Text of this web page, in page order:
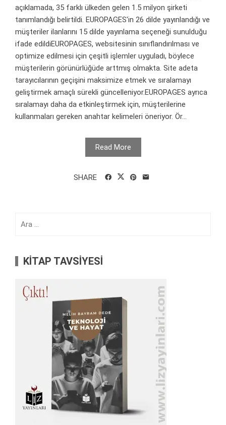
açıklamada, 35 farklı ülkeden gelen 1.5 milyon şirketi
tanımlandığı belirtildi. EUROPAGES'in 26 dilde yayınlandığı ve
müşteriler ilanlarını 15 dilde yayınlama seçeneği sunulduğu
ifade edildiEUROPAGES, websitesinin sınıflandırılması ve
optimize edilmesi için çeşitli işlemler uyguladı, böylece
müşterilerin görünürlüğüde arttmış olmakta. Site adeta
tarayıcılarının geçişini maksimize etmek ve sıralamayı
geliştirmek amaçlı sürekli güncelleniyor.EUROPAGES ayrıca
sıralamayı daha da etkinleştirmek için, müşterilerine
kullanmaları gereken anahtar kelimeleri öneriyor. Ör...
Read More
SHARE
KİTAP TAVSİYESİ